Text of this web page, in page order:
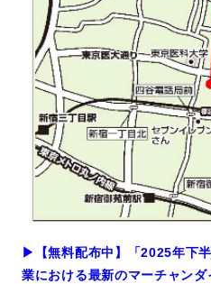
▶︎【無料配布中】「2025年下
業における最新のマーチャン